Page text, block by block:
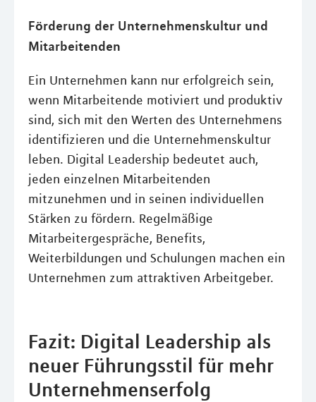
Förderung der Unternehmenskultur und
Mitarbeitenden
Ein Unternehmen kann nur erfolgreich sein,
wenn Mitarbeitende motiviert und produktiv
sind, sich mit den Werten des Unternehmens
identifizieren und die Unternehmenskultur
leben. Digital Leadership bedeutet auch,
jeden einzelnen Mitarbeitenden
mitzunehmen und in seinen individuellen
Stärken zu fördern. Regelmäßige
Mitarbeitergespräche, Benefits,
Weiterbildungen und Schulungen machen ein
Unternehmen zum attraktiven Arbeitgeber.
Fazit: Digital Leadership als
neuer Führungsstil für mehr
Unternehmenserfolg